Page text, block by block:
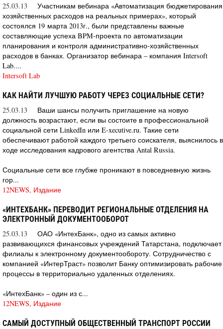
25.03.13
Участникам вебинара «Автоматизация бюджетирования
хозяйственных расходов на реальных примерах», который
состоялся 19 марта 2013г., были представлены важные
составляющие успеха BPM-проекта по автоматизации
планирования и контроля административно-хозяйственных
расходов в банках. Организатор вебинара – компания Intersoft
Lab....
Intersoft Lab
КАК НАЙТИ ЛУЧШУЮ РАБОТУ ЧЕРЕЗ СОЦИАЛЬНЫЕ СЕТИ?
25.03.13
Ваши шансы получить приглашение на новую
должность возрастают, если вы состоите в профессиональной
социальной сети LinkedIn или E-xecutive.ru. Такие сети
обеспечивают работой каждого третьего соискателя, выяснилось в
ходе исследования кадрового агентства Antal Russia.
Социальные сети все глубже проникают в повседневную жизнь
гор...
12NEWS, Издание
«ИНТЕХБАНК» ПЕРЕВОДИТ РЕГИОНАЛЬНЫЕ ОТДЕЛЕНИЯ НА
ЭЛЕКТРОННЫЙ ДОКУМЕНТООБОРОТ
25.03.13
ОАО «ИнтехБанк», одно из самых активно
развивающихся финансовых учреждений Татарстана, подключает
филиалы к электронному документообороту. Сотрудничество с
компанией «ИнтерТраст» позволит Банку оптимизировать рабочие
процессы в территориально удаленных отделениях.
«ИнтехБанк» – один из с...
12NEWS, Издание
САМЫЙ ДОСТУПНЫЙ ОБЩЕСТВЕННЫЙ ТРАНСПОРТ РОССИИ